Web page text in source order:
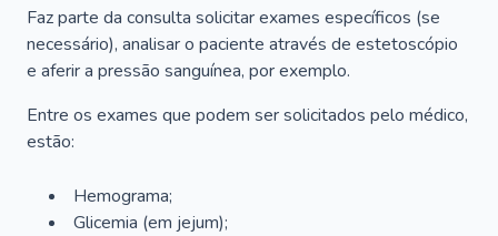
Faz parte da consulta solicitar exames específicos (se
necessário), analisar o paciente através de estetoscópio
e aferir a pressão sanguínea, por exemplo.
Entre os exames que podem ser solicitados pelo médico,
estão:
Hemograma;
Glicemia (em jejum);